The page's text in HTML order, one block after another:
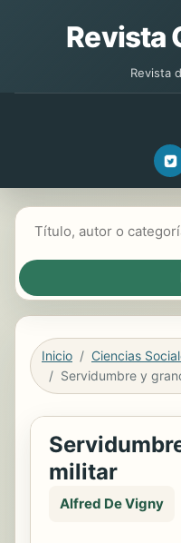
Revista
Revista
Inicio
Ciencias
Servidumbre y
militar
Alfred De Vigny